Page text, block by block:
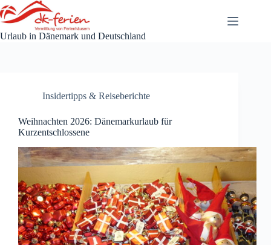
Zum
Inhalt
springen
Urlaub in Dänemark und Deutschland
Insidertipps & Reiseberichte
Weihnachten 2026: Dänemarkurlaub für
Kurzentschlossene